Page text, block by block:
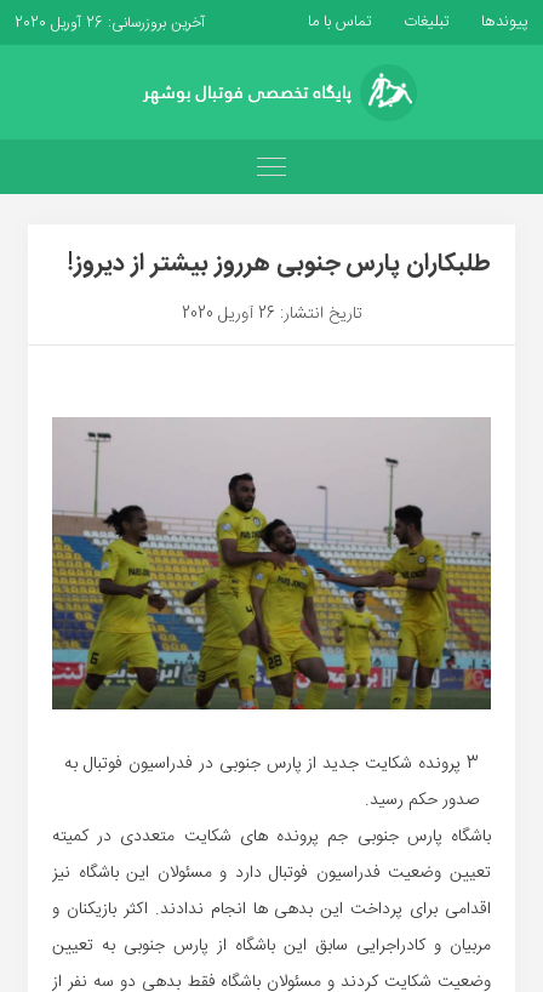
پیوندها تبلیغات تماس با ما آخرین بروزرسانی: 26 آوریل 2020
طلبکاران پارس جنوبی هرروز بیشتر از دیروز!
تاریخ انتشار: 26 آوریل 2020
3 پرونده شکایت جدید از پارس جنوبی در فدراسیون فوتبال به
صدور حکم رسید.
باشگاه پارس جنوبی جم پرونده های شکایت متعددی در کمیته
تعیین وضعیت فدراسیون فوتبال دارد و مسئولان این باشگاه نیز
اقدامی برای پرداخت این بدهی ها انجام ندادند. اکثر بازیکنان و
مربیان و کادراجرایی سابق این باشگاه از پارس جنوبی به تعیین
وضعیت شکایت کردند و مسئولان باشگاه فقط بدهی دو سه نفر از